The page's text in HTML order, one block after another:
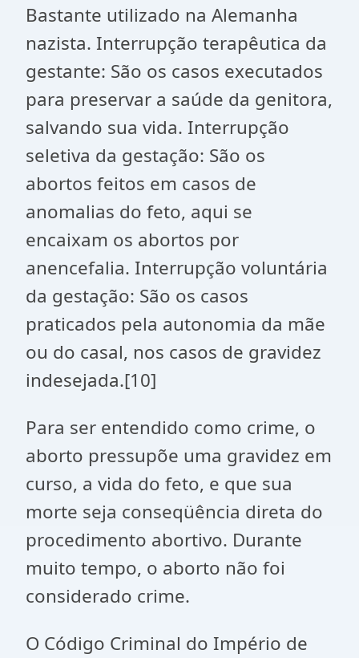
Bastante utilizado na Alemanha
nazista. Interrupção terapêutica da
gestante: São os casos executados
para preservar a saúde da genitora,
salvando sua vida. Interrupção
seletiva da gestação: São os
abortos feitos em casos de
anomalias do feto, aqui se
encaixam os abortos por
anencefalia. Interrupção voluntária
da gestação: São os casos
praticados pela autonomia da mãe
ou do casal, nos casos de gravidez
indesejada.[10]
Para ser entendido como crime, o
aborto pressupõe uma gravidez em
curso, a vida do feto, e que sua
morte seja conseqüência direta do
procedimento abortivo. Durante
muito tempo, o aborto não foi
considerado crime.
O Código Criminal do Império de